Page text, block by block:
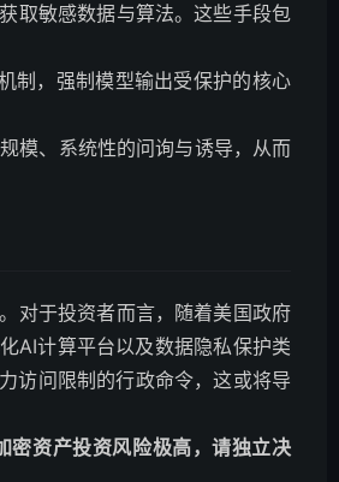
取敏感数据与算法。这些手段包
制，强制模型输出受保护的核心
模、系统性的问询与诱导，从而
对于投资者而言，随着美国政府
AI计算平台以及数据隐私保护类
访问限制的行政命令，这或将导
密资产投资风险极高，请独立决